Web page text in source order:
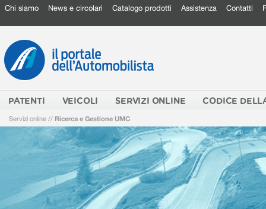
Chi siamo News e circolari Catalogo prodotti Assistenza Contatti
PATENTI VEICOLI SERVIZI ONLINE CODICE
Servizi online // Ricerca e Gestione UMC